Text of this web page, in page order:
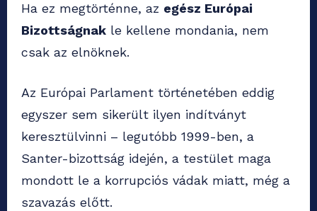
Ha ez megtörténne, az egész Európai
Bizottságnak le kellene mondania, nem
csak az elnöknek.
Az Európai Parlament történetében eddig
egyszer sem sikerült ilyen indítványt
keresztülvinni – legutóbb 1999-ben, a
Santer-bizottság idején, a testület maga
mondott le a korrupciós vádak miatt, még a
szavazás előtt.